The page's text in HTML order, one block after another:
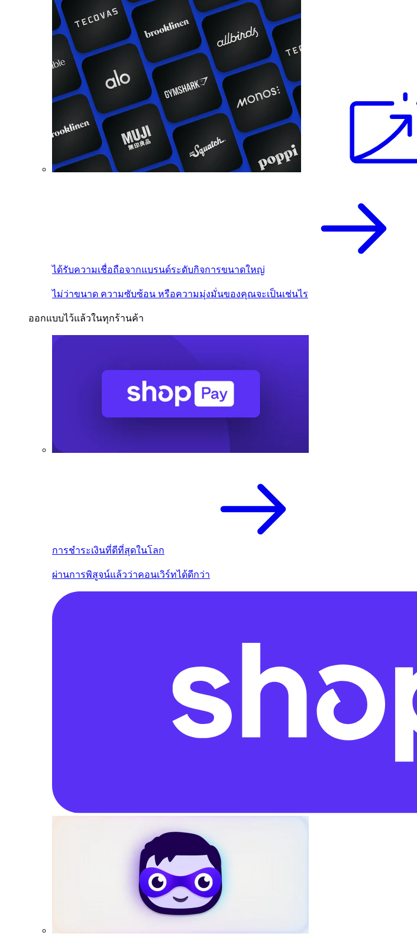
ได้รับความเชื่อถือจากแบรนด์ระดับกิจการขนาดใหญ่
ไม่ว่าขนาด ความซับซ้อน หรือความมุ่งมั่นของคุณจะเป็นเช่นไร
ออกแบบไว้แล้วในทุกร้านค้า
การชำระเงินที่ดีที่สุดในโลก
ผ่านการพิสูจน์แล้วว่าคอนเวิร์ทได้ดีกว่า